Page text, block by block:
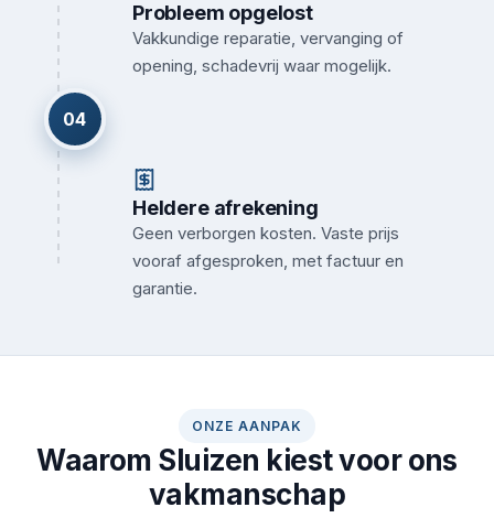
Probleem opgelost
Vakkundige reparatie, vervanging of
opening, schadevrij waar mogelijk.
04
Heldere afrekening
Geen verborgen kosten. Vaste prijs
vooraf afgesproken, met factuur en
garantie.
ONZE AANPAK
Waarom Sluizen kiest voor ons
vakmanschap